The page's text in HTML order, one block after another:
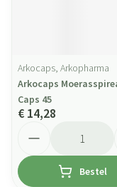
Arkocaps, Arkopharma
Arkocaps
Caps 45
€ 14,28
Bestel